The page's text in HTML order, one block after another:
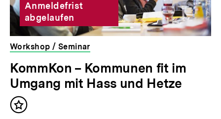
Anmeldefrist
abgelaufen
Workshop / Seminar
veranstaltet
von
der
bpb
KommKon – Kommunen fit im
Umgang mit Hass und Hetze
Inhalt